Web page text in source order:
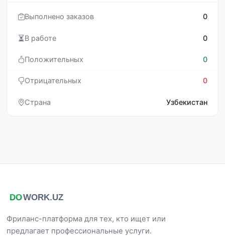
Выполнено заказов 0
В работе 0
Положительных 0
Отрицательных 0
Страна Узбекистан
Фриланс-платформа для тех, кто ищет или
предлагает профессиональные услуги.